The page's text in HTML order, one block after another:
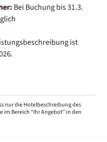
Bei Buchung bis 31.3.
ist
nur die Hotelbeschreibung des
im Bereich “Ihr Angebot” in den